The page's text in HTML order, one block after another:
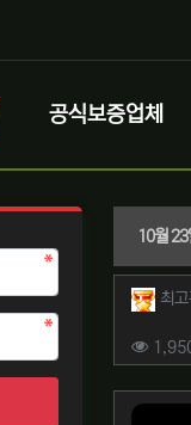
공식보증업체
10월 23
작성
최
컨텐
본문